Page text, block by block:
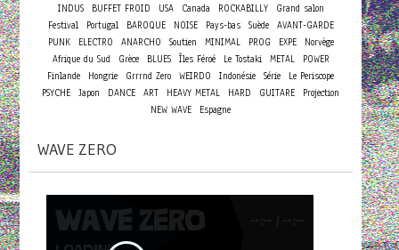
INDUS
BUFFET FROID USA Canada ROCKABILLY
Grand salon
Festival
Portugal BAROQUE NOISE Pays-bas Suède
AVANT-GARDE
PUNK
ELECTRO ANARCHO Soutien MINIMAL PROG EXPE
Norvège
Afrique du Sud
Grèce BLUES Îles Féroé Le Tostaki METAL
POWER
Finlande
Hongrie Grrrnd Zero WEIRDO Indonésie Série
Le Periscope
PSYCHE Japon DANCE ART HEAVY METAL HARD GUITARE
Projection
NEW WAVE
Espagne
WAVE ZERO